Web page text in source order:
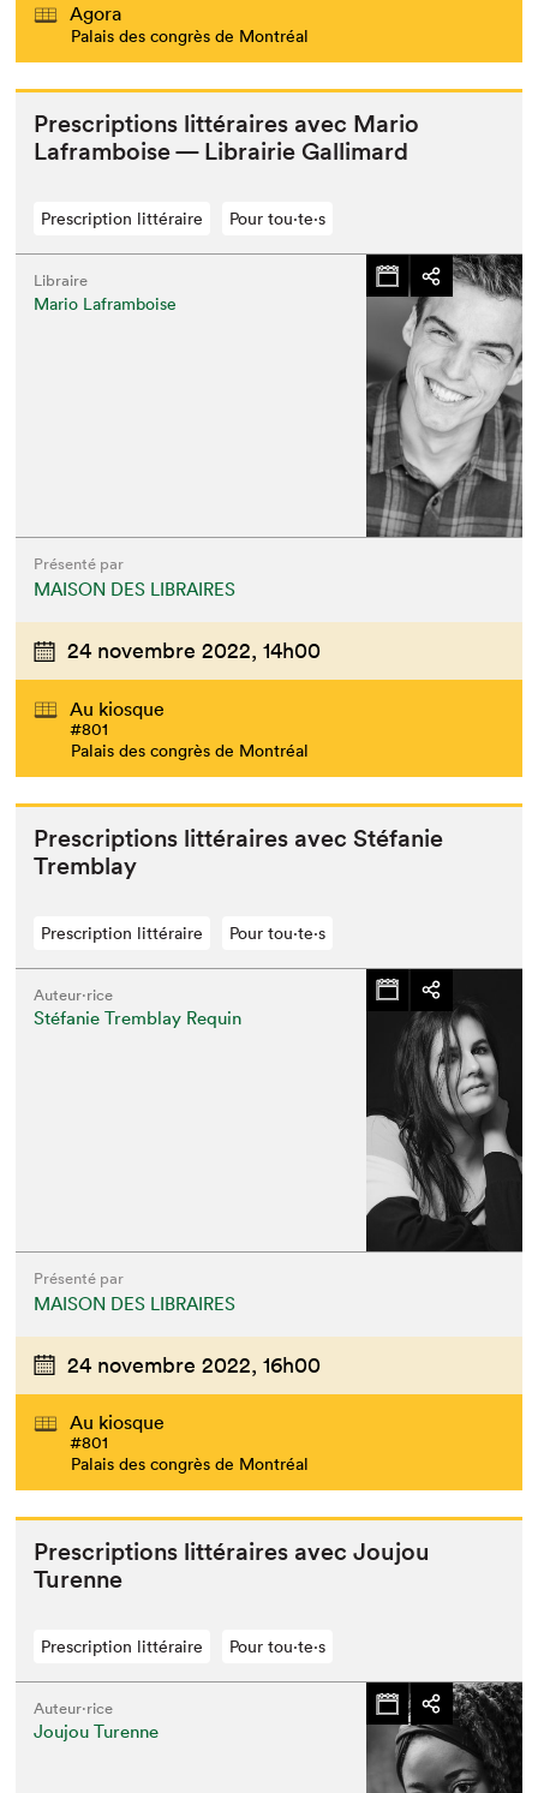
Agora
Palais des congrès de Montréal
Pre­scrip­tions lit­téraires avec Mario
Lafram­boise — Librairie Gallimard
Prescription littéraire Pour tou⋅te⋅s
Libraire
Mario Laframboise
Présenté par
MAISON DES LIBRAIRES
24 novembre 2022, 14h00
Au kiosque
#801
Palais des congrès de Montréal
Pre­scrip­tions lit­téraires avec Sté­fanie
Tremblay
Prescription littéraire Pour tou⋅te⋅s
Auteur·rice
Stéfanie Tremblay Requin
Présenté par
MAISON DES LIBRAIRES
24 novembre 2022, 16h00
Au kiosque
#801
Palais des congrès de Montréal
Pre­scrip­tions lit­téraires avec Jou­jou
Turenne
Prescription littéraire Pour tou⋅te⋅s
Auteur·rice
Joujou Turenne